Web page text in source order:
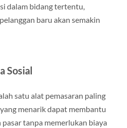
dalam bidang tertentu,
baru akan semakin
Sosial
satu alat pemasaran paling
menarik dapat membantu
tanpa memerlukan biaya